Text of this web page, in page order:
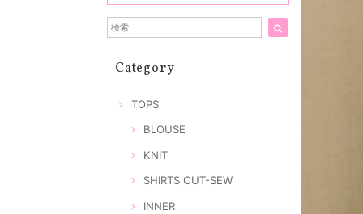
Category
TOPS
BLOUSE
KNIT
SHIRTS CUT-SEW
INNER